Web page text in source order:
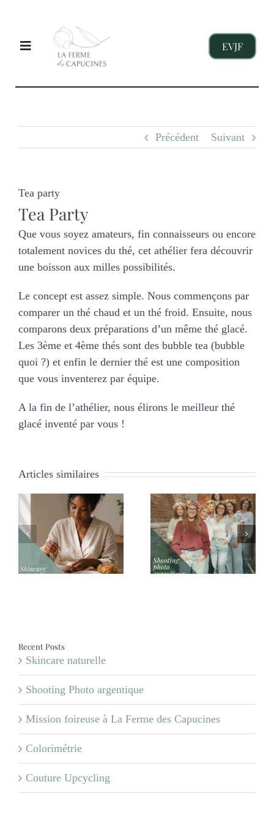
contenu
Toggle
Navigation
ENTREPRISES
NOS GITES
MARIAGES
NOS ACTIVITES
CONTACT
CGV
EVJF
Précédent Suivant
Tea party
Tea Party
Que vous soyez amateurs, fin connaisseurs ou encore
totalement novices du thé, cet athélier fera découvrir
une boisson aux milles possibilités.
Le concept est assez simple. Nous commençons par
comparer un thé chaud et un thé froid. Ensuite, nous
comparons deux préparations d’un même thé glacé.
Les 3ème et 4ème thés sont des bubble tea (bubble
quoi ?) et enfin le dernier thé est une composition
que vous inventerez par équipe.
A la fin de l’athélier, nous élirons le meilleur thé
glacé inventé par vous !
Articles similaires
Shooting Photo
argentique
Mission foireuse à La
Ferme des Capucines
Recent Posts
Skincare naturelle
Shooting Photo argentique
Mission foireuse à La Ferme des Capucines
Colorimétrie
Couture Upcycling